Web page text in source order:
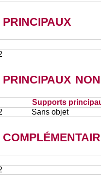
Supports
Sans objet